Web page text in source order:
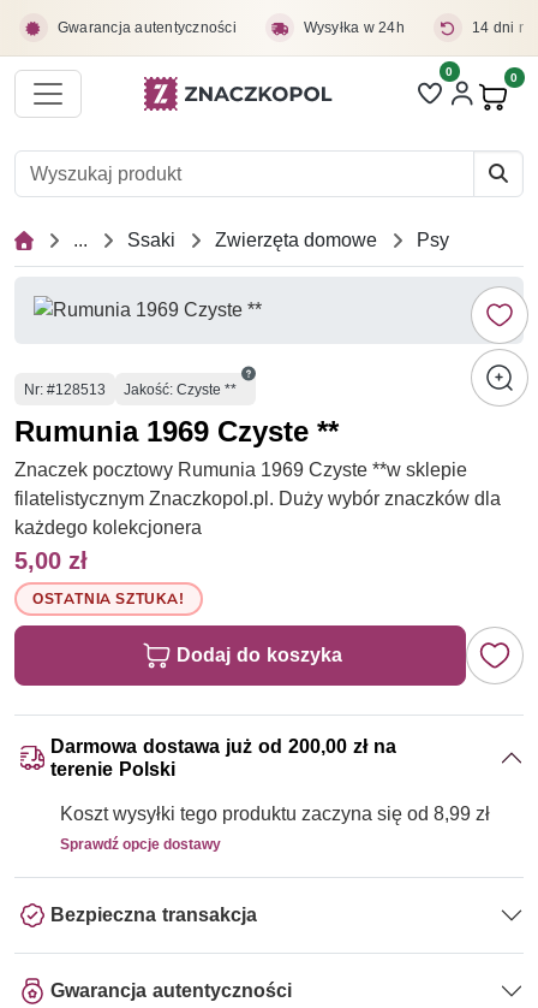
Gwarancja autentyczności Wysyłka w 24h 14 dni
Liczba pozycji
0 0
... Ssaki Zwierzęta domowe Psy
Numer
Nr: #128513 Jakość: Czyste **
Rumunia 1969 Czyste **
Znaczek pocztowy Rumunia 1969 Czyste **w sklepie
filatelistycznym Znaczkopol.pl. Duży wybór znaczków dla
każdego kolekcjonera
5,00 zł
OSTATNIA SZTUKA!
Dodaj do koszyka
Darmowa dostawa już od 200,00 zł na
terenie Polski
Koszt wysyłki tego produktu zaczyna się od 8,99 zł
Sprawdź opcje dostawy
Bezpieczna transakcja
Gwarancja autentyczności